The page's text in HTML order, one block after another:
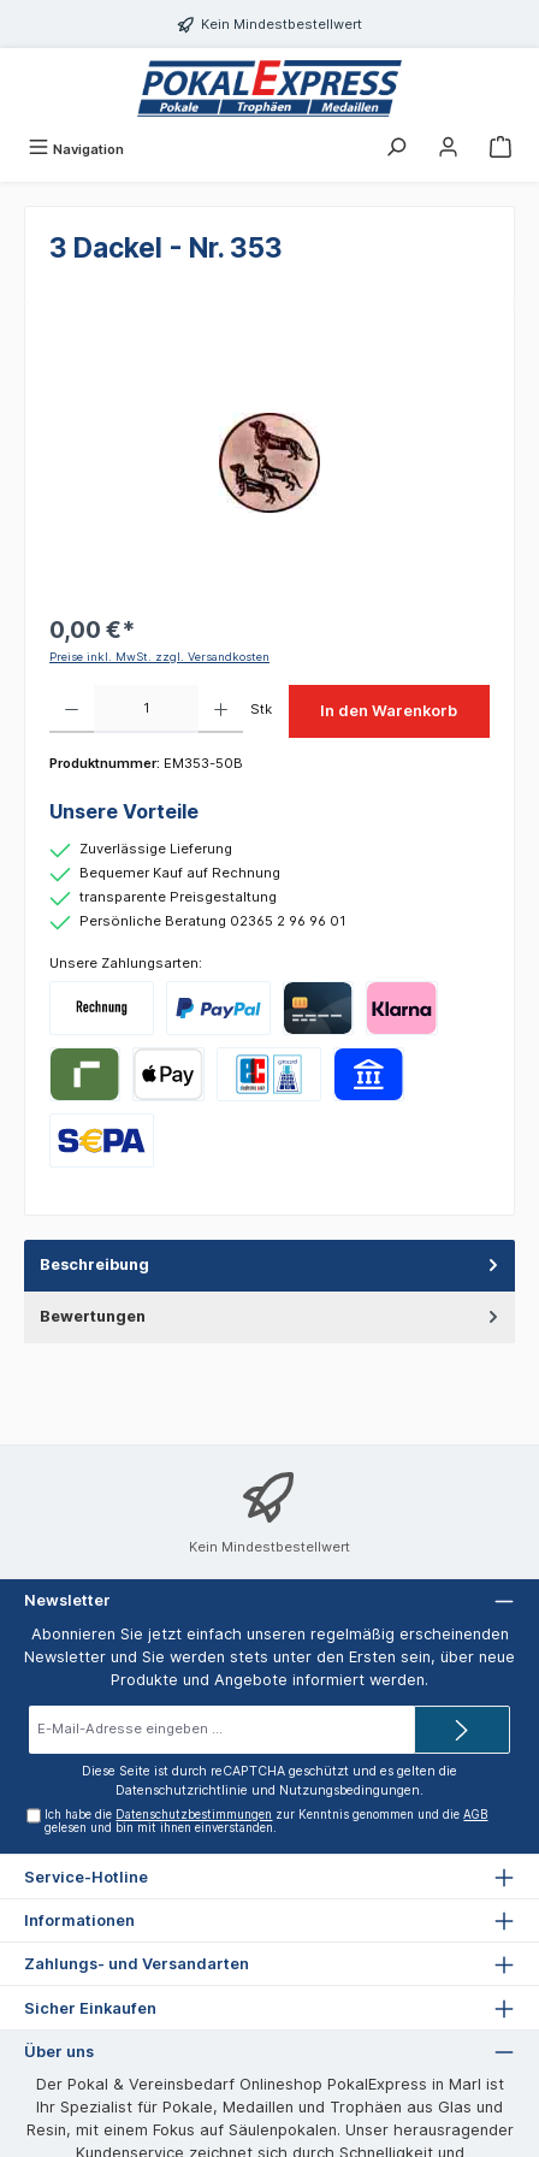
Kein Mindestbestellwert
Navigation
3 Dackel - Nr. 353
0,00 €*
Preise inkl. MwSt. zzgl. Versandkosten
Stk In den Warenkorb
Produktnummer: EM353-50B
Unsere Vorteile
Zuverlässige Lieferung
Bequemer Kauf auf Rechnung
transparente Preisgestaltung
Persönliche Beratung 02365 2 96 96 01
Unsere Zahlungsarten:
Beschreibung
Bewertungen
Kein Mindestbestellwert
Newsletter
Abonnieren Sie jetzt einfach unseren regelmäßig erscheinenden
Newsletter und Sie werden stets unter den Ersten sein, über neue
Produkte und Angebote informiert werden.
Diese Seite ist durch reCAPTCHA geschützt und es gelten die
Datenschutzrichtlinie und Nutzungsbedingungen.
Ich habe die Datenschutzbestimmungen zur Kenntnis genommen und dieAGB
gelesen und bin mit ihnen einverstanden.
Service-Hotline
Informationen
Zahlungs- und Versandarten
Sicher Einkaufen
Über uns
Der Pokal & Vereinsbedarf Onlineshop PokalExpress in Marl ist
Ihr Spezialist für Pokale, Medaillen und Trophäen aus Glas und
Resin, mit einem Fokus auf Säulenpokalen. Unser herausragender
Kundenservice zeichnet sich durch Schnelligkeit und